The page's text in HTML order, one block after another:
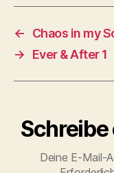
←
Chaos in my
→
Ever & After 1
Deine E-Mail-